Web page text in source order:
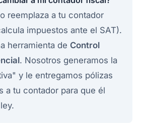
reemplaza a tu contador
impuestos ante el SAT).
herramienta de Control
. Nosotros generamos la
y le entregamos pólizas
a tu contador para que él